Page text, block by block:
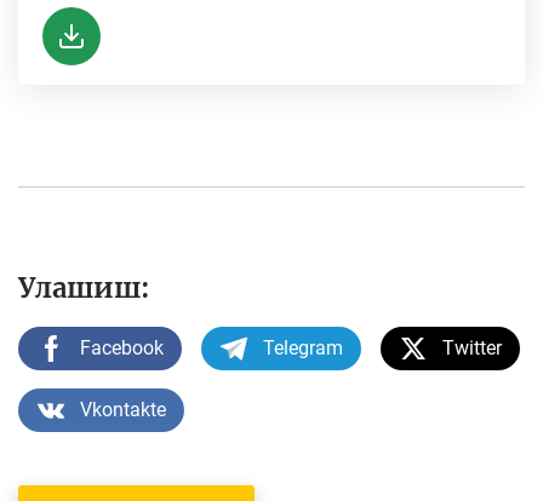
Улашиш:
Facebook Telegram Twitter
Vkontakte